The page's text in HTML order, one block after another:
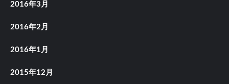
2016年3月
2016年2月
2016年1月
2015年12月